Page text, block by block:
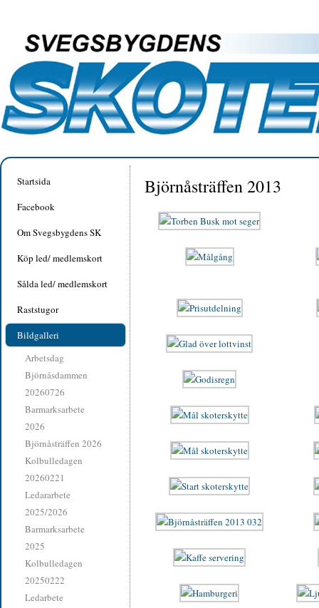
Startsida
Facebook
Om Svegsbygdens SK
Köp led/ medlemskort
Sålda led/ medlemskort
Raststugor
Bildgalleri
Arbetsdag
Björnåsdammen
20260726
Barmarksarbete
2026
Björnåsträffen 2026
Kolbulledagen
20260221
Ledararbete
2025/2026
Barmarksarbete
2025
Kolbulledagen
20250222
Ledarbete
Björnåsträffen 2013